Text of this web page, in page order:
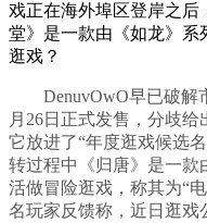
戏正在海外埠区登岸之后
堂》是一款由《如龙》系
逛戏？
DenuvOwO早已破解
月26日正式发售，分歧
它放进了“年度逛戏候选
转过程中《归唐》是一款
活做冒险逛戏，称其为“
名玩家反馈称，近日逛戏